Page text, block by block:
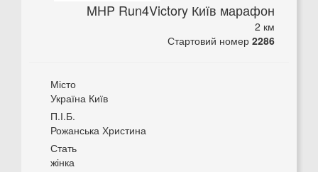
MHP Run4Victory Київ марафон
2 км
Стартовий номер 2286
Місто
Україна Київ
П.І.Б.
Рожанська Христина
Стать
жінка